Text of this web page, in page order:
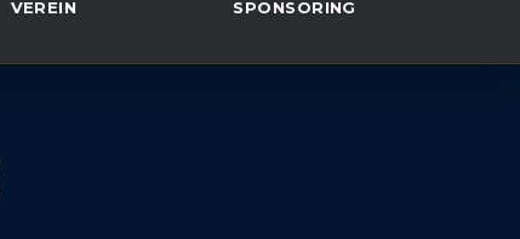
VEREIN SPONSORING